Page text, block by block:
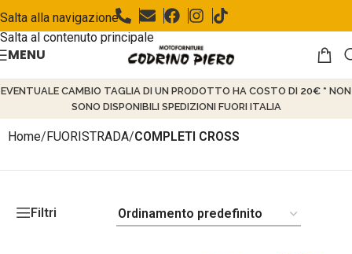
Salta alla navigazione
Salta al contenuto principale
MENU
EVENTUALE CAMBIO TAGLIA DI UN PRODOTTO HA COSTO DI 20€ * NON
SONO DISPONIBILI SPEDIZIONI FUORI ITALIA
Home/FUORISTRADA/COMPLETI CROSS
Filtri